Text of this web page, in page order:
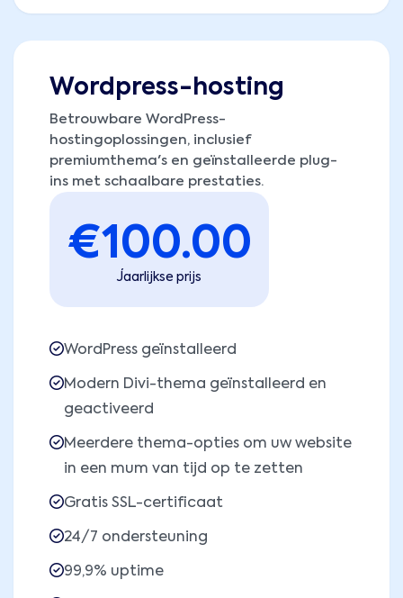
€100.00
Jaarlijkse prijs
Wordpress-hosting
Betrouwbare WordPress-
hostingoplossingen, inclusief
premiumthema's en geïnstalleerde plug-
ins met schaalbare prestaties.
WordPress geïnstalleerd
Modern Divi-thema geïnstalleerd en
geactiveerd
Meerdere thema-opties om uw website
in een mum van tijd op te zetten
Gratis SSL-certificaat
24/7 ondersteuning
99,9% uptime